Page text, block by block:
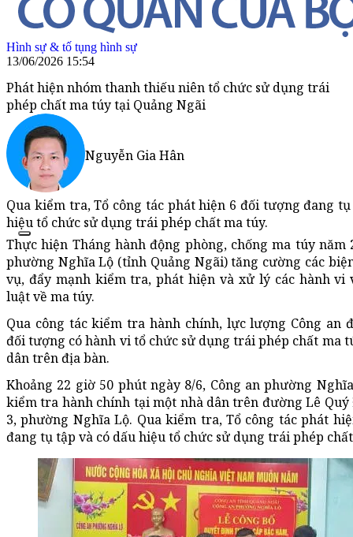
Hình sự & tố tụng hình sự
13/06/2026 15:54
Phát hiện nhóm thanh thiếu niên tổ chức sử dụng trái
phép chất ma túy tại Quảng Ngãi
Nguyễn Gia Hân
Qua kiểm tra, Tổ công tác phát hiện 6 đối tượng đang
hiệu tổ chức sử dụng trái phép chất ma túy.
Thực hiện Tháng hành động phòng, chống ma túy năm
phường Nghĩa Lộ (tỉnh Quảng Ngãi) tăng cường các
vụ, đẩy mạnh kiểm tra, phát hiện và xử lý các hành vi
luật về ma túy.
Qua công tác kiểm tra hành chính, lực lượng Công an
đối tượng có hành vi tổ chức sử dụng trái phép chất ma
dân trên địa bàn.
Khoảng 22 giờ 50 phút ngày 8/6, Công an phường
kiểm tra hành chính tại một nhà dân trên đường Lê Quý
3, phường Nghĩa Lộ. Qua kiểm tra, Tổ công tác phát
đang tụ tập và có dấu hiệu tổ chức sử dụng trái phép